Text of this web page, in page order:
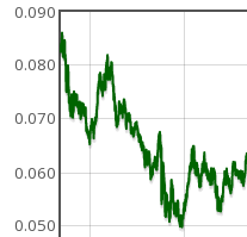
0.050
0.060
0.070
0.080
0.090